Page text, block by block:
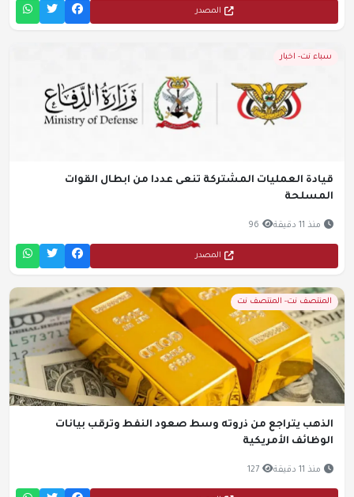
المصدر
سباء نت- اخبار
قيادة العمليات المشتركة تنعى عددا من ابطال القوات
المسلحة
منذ 11 دقيقة 96
المصدر
المنتصف نت- المنتصف نت
الذهب يتراجع من ذروته وسط صعود النفط وترقب بيانات
الوظائف الأمريكية
منذ 11 دقيقة 127